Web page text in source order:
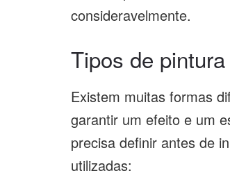
consideravelmente.
Tipos de
Existem muitas formas
garantir um efeito e um
precisa definir antes de
utilizadas: